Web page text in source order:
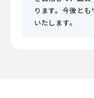
ります。今後と
いたします。